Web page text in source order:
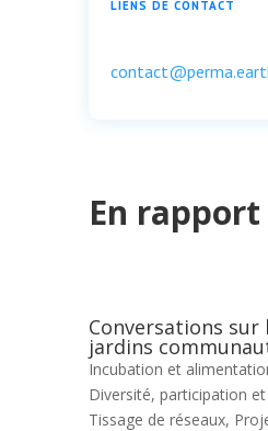
LIENS DE CONTACT
En rapport
Conversations sur
jardins
Incubation et
Diversité, participation
Tissage de réseaux,